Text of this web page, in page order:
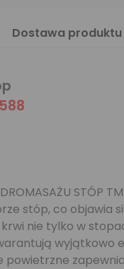
Dostawa produktu
stóp, co objawia
nie tylko w
wyjątkowo
powietrzne